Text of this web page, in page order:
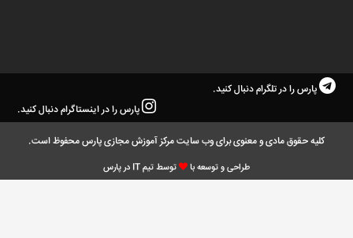
پارس را در تلگرام دنبال کنید.
پارس را در اینستاگرام دنبال کنید.
کلیه حقوق مادی و معنوی برای وب سایت مرکز آموزش مجازی پارس محفوظ است.
طراحی و توسعه با توسط تیم IT در پارس